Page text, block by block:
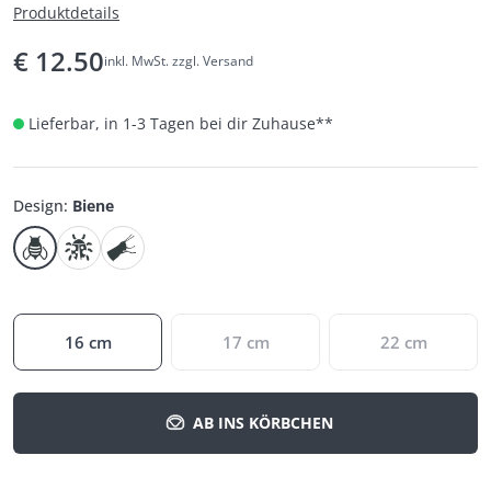
Produktdetails
€ 12.50inkl. MwSt. zzgl. Versand
Lieferbar, in 1-3 Tagen bei dir Zuhause**
Design: Biene
16 cm 17 cm 22 cm
AB INS KÖRBCHEN